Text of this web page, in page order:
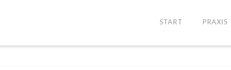
START PRAXIS